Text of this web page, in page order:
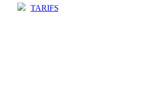
TARIFS